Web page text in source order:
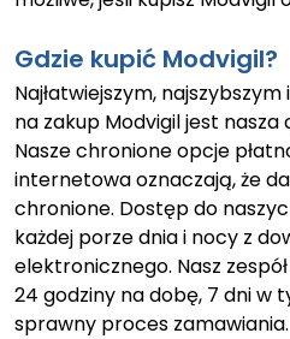
Gdzie kupić Modvigil?
Najłatwiejszym,
na zakup Modvigil jest
Nasze chronione opcje
internetowa oznaczają, że
chronione. Dostęp do
każdej porze dnia i nocy z
elektronicznego. Nasz
24 godziny na dobę, 7 dni w
sprawny proces zamawiania.